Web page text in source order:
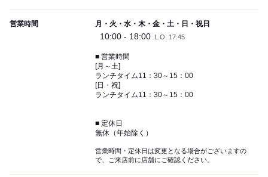
営業時間 月・火・水・木・金・土・日・祝日
10:00 - 18:00 L.O. 17:45
■ 営業時間
[月～土]
ランチタイム11：30～15：00
[日・祝]
ランチタイム11：30～15：00
■ 定休日
無休（年始除く）
営業時間・定休日は変更となる場合がございますの
で、ご来店前に店舗にご確認ください。